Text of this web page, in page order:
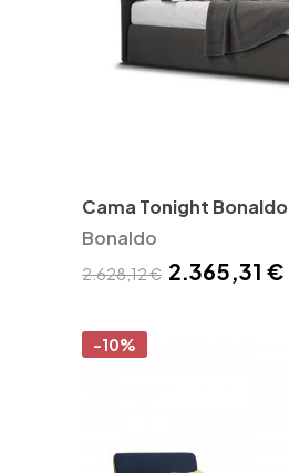
Cama Tonight Bonaldo
Bonaldo
2.628,12 € 2.365,31 €
-10%